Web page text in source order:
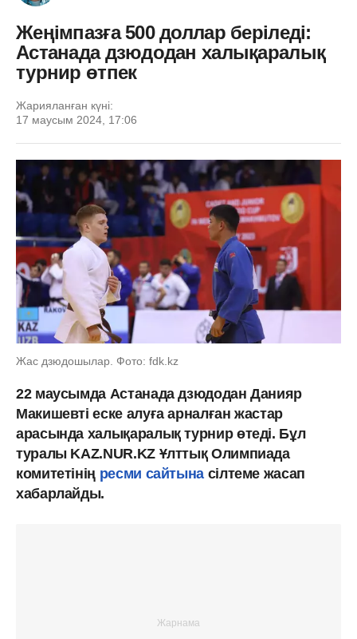
Жеңімпазға 500 доллар беріледі:
Астанада дзюдодан халықаралық
турнир өтпек
Жарияланған күні:
17 маусым 2024, 17:06
Жас дзюдошылар. Фото: fdk.kz
22 маусымда Астанада дзюдодан Данияр
Макишевті еске алуға арналған жастар
арасында халықаралық турнир өтеді. Бұл
туралы KAZ.NUR.KZ Ұлттық Олимпиада
комитетінің ресми сайтына сілтеме жасап
хабарлайды.